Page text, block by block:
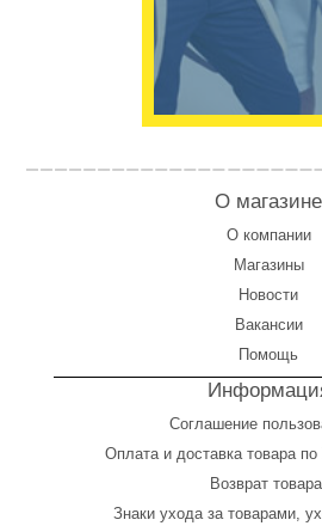
О магазине
О компании
Магазины
Новости
Вакансии
Помощь
Соглашение
Оплата и доставка товара
Возврат товара
Знаки ухода за товарами,